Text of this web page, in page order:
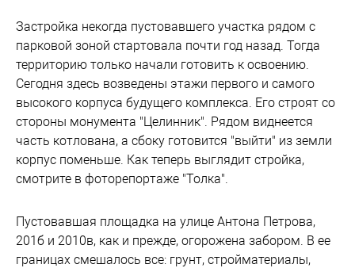
Застройка некогда пустовавшего участка рядом с
парковой зоной стартовала почти год назад. Тогда
территорию только начали готовить к освоению.
Сегодня здесь возведены этажи первого и самого
высокого корпуса будущего комплекса. Его строят со
стороны монумента "Целинник". Рядом виднеется
часть котлована, а сбоку готовится "выйти" из земли
корпус поменьше. Как теперь выглядит стройка,
смотрите в фоторепортаже "Толка".
Пустовавшая площадка на улице Антона Петрова,
201б и 2010в, как и прежде, огорожена забором. В ее
границах смешалось все: грунт, стройматериалы,